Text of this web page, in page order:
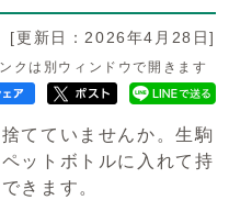
[更新日：2026年4月28日]
クは別ウィンドウで開きます
てていませんか。生駒
ットボトルに入れて持
きます。